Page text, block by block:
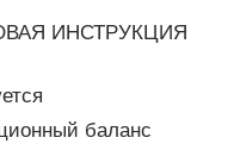
ИНСТРУКЦИЯ
баланс